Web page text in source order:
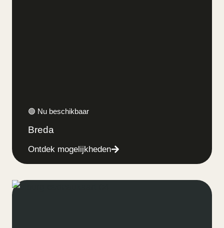
🟢 Nu beschikbaar
Breda
Ontdek mogelijkheden